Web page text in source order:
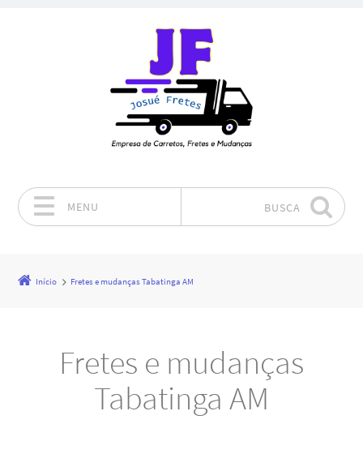
MENU BUSCA
Início Fretes e mudanças Tabatinga AM
Fretes e mudanças
Tabatinga AM